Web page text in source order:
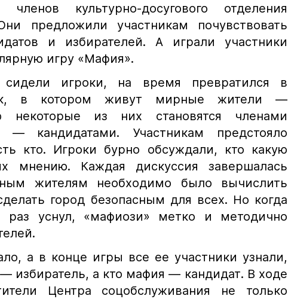
культурно-досугового отделения
предложили участникам почувствовать
и избирателей. А играли участники
игру «Мафия».
игроки, на время превратился в
в котором живут мирные жители —
некоторые из них становятся членами
— кандидатами. Участникам предстояло
кто. Игроки бурно обсуждали, кто какую
мнению. Каждая дискуссия завершалась
жителям необходимо было вычислить
город безопасным для всех. Но когда
раз уснул, «мафиози» метко и методично
а в конце игры все ее участники узнали,
избиратель, а кто мафия — кандидат. В ходе
Центра соцобслуживания не только